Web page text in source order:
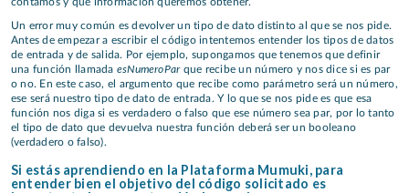
Un error muy común es devolver un tipo de dato distinto al que se nos pide.
Antes de empezar a escribir el código intentemos entender los tipos de datos
de entrada y de salida. Por ejemplo, supongamos que tenemos que definir
una función llamada esNumeroParque recibe un número y nos dice si es par
o no. En este caso, el argumento que recibe como parámetro será un número,
ese será nuestro tipo de dato de entrada. Y lo que se nos pide es que esa
función nos diga si es verdadero o falso que ese número sea par, por lo tanto
el tipo de dato que devuelva nuestra función deberá ser un booleano
(verdadero o falso).
Si estás aprendiendo en la Plataforma Mumuki, para
entender bien el objetivo del código solicitado es